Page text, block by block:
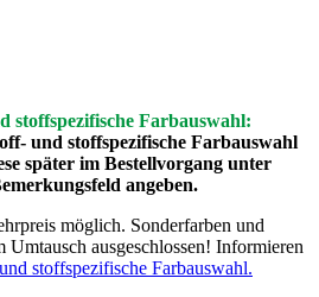
stoffspezifische Farbauswahl:
und stoffspezifische Farbauswahl
später im Bestellvorgang unter
angeben.
möglich. Sonderfarben und
Umtausch ausgeschlossen! Informieren
stoffspezifische Farbauswahl.